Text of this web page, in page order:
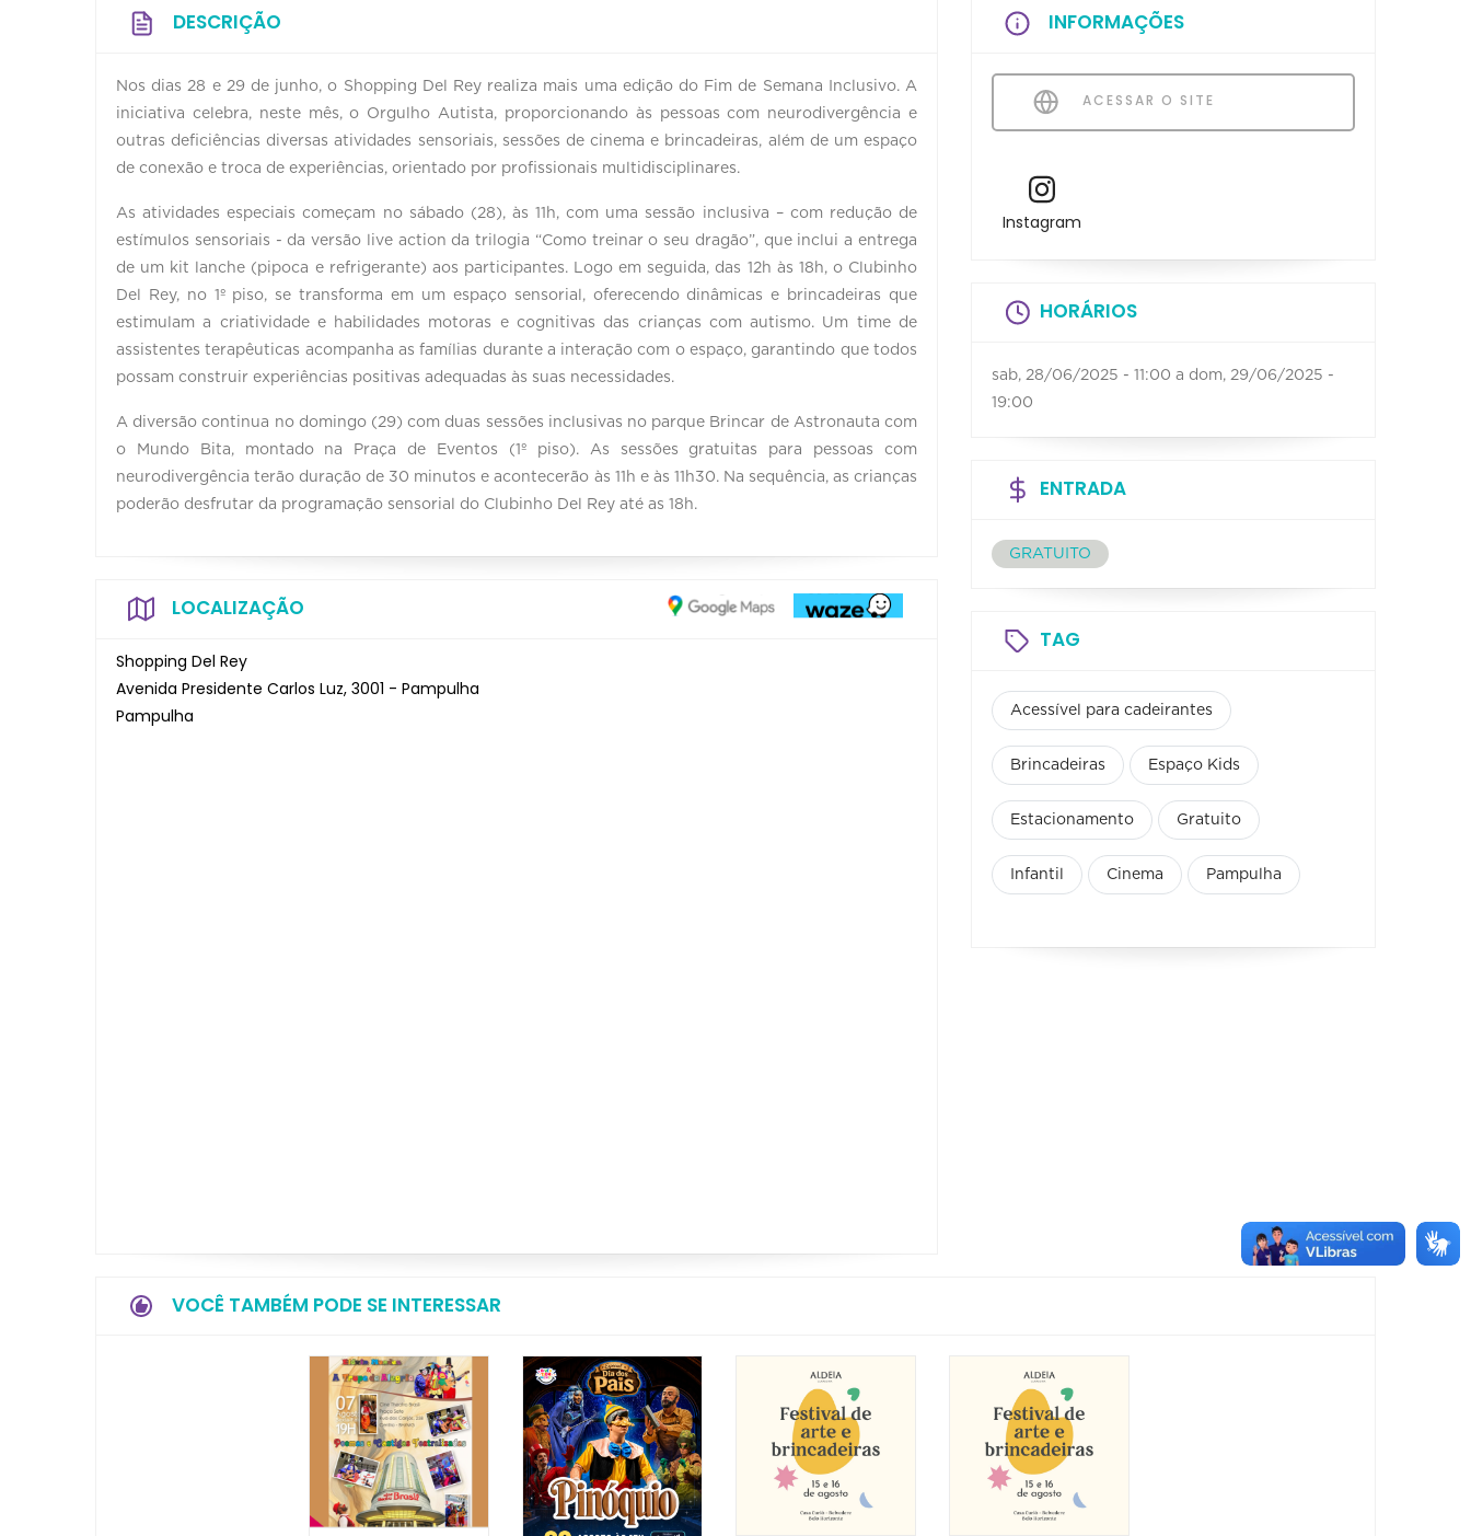
DESCRIÇÃO
Nos dias 28 e 29 de junho, o Shopping Del Rey realiza mais uma edição do Fim de Semana Inclusivo. A
iniciativa celebra, neste mês, o Orgulho Autista, proporcionando às pessoas com neurodivergência e
outras deficiências diversas atividades sensoriais, sessões de cinema e brincadeiras, além de um espaço
de conexão e troca de experiências, orientado por profissionais multidisciplinares.
As atividades especiais começam no sábado (28), às 11h, com uma sessão inclusiva – com redução de
estímulos sensoriais - da versão live action da trilogia “Como treinar o seu dragão”, que inclui a entrega
de um kit lanche (pipoca e refrigerante) aos participantes. Logo em seguida, das 12h às 18h, o Clubinho
Del Rey, no 1º piso, se transforma em um espaço sensorial, oferecendo dinâmicas e brincadeiras que
estimulam a criatividade e habilidades motoras e cognitivas das crianças com autismo. Um time de
assistentes terapêuticas acompanha as famílias durante a interação com o espaço, garantindo que todos
possam construir experiências positivas adequadas às suas necessidades.
A diversão continua no domingo (29) com duas sessões inclusivas no parque Brincar de Astronauta com
o Mundo Bita, montado na Praça de Eventos (1º piso). As sessões gratuitas para pessoas com
neurodivergência terão duração de 30 minutos e acontecerão às 11h e às 11h30. Na sequência, as crianças
poderão desfrutar da programação sensorial do Clubinho Del Rey até as 18h.
LOCALIZAÇÃO
Shopping Del Rey
Avenida Presidente Carlos Luz, 3001 - Pampulha
Pampulha
INFORMAÇÕES
ACESSAR O SITE
Instagram
HORÁRIOS
sab, 28/06/2025 - 11:00 a dom, 29/06/2025 -
19:00
ENTRADA
GRATUITO
TAG
Acessível para cadeirantes
Brincadeiras Espaço Kids
Estacionamento Gratuito
Infantil Cinema Pampulha
VOCÊ TAMBÉM PODE SE INTERESSAR